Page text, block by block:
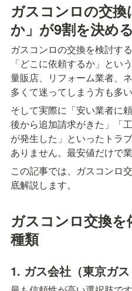
ガスコンロの交
か」が9割を決める
ガスコンロの交換を検討す
「どこに依頼するか」とい
量販店、リフォーム業者
多くて迷ってしまう方も多い
そして実際に「安い業者に
後から追加請求がきた」「
が発生した」といったトラ
ありません。最安値だけで
この記事では、ガスコンロ
底解説します。
ガスコンロ交換
種類
1. ガス会社（東京ガス